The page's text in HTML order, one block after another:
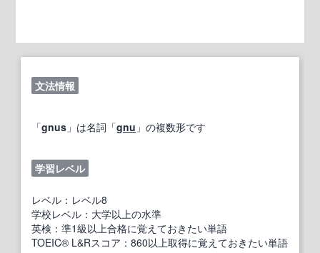
文法情報
「gnus 」は名詞「gnu 」の複数形です
学習レベル
レベル：レベル8
学校レベル：大学以上の水準
英検：準1級以上合格に覚えておきたい単語
TOEIC® L&Rスコア：860以上取得に覚えておきたい単語